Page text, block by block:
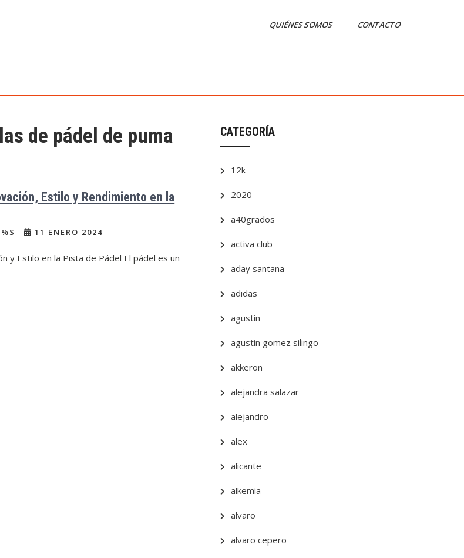
QUIÉNES SOMOS CONTACTO
de pádel de puma
Estilo y Rendimiento en la
11 ENERO 2024
y Estilo en la Pista de Pádel El pádel es un
CATEGORÍA
12k
2020
a40grados
activa club
aday santana
adidas
agustin
agustin gomez silingo
akkeron
alejandra salazar
alejandro
alex
alicante
alkemia
alvaro
alvaro cepero